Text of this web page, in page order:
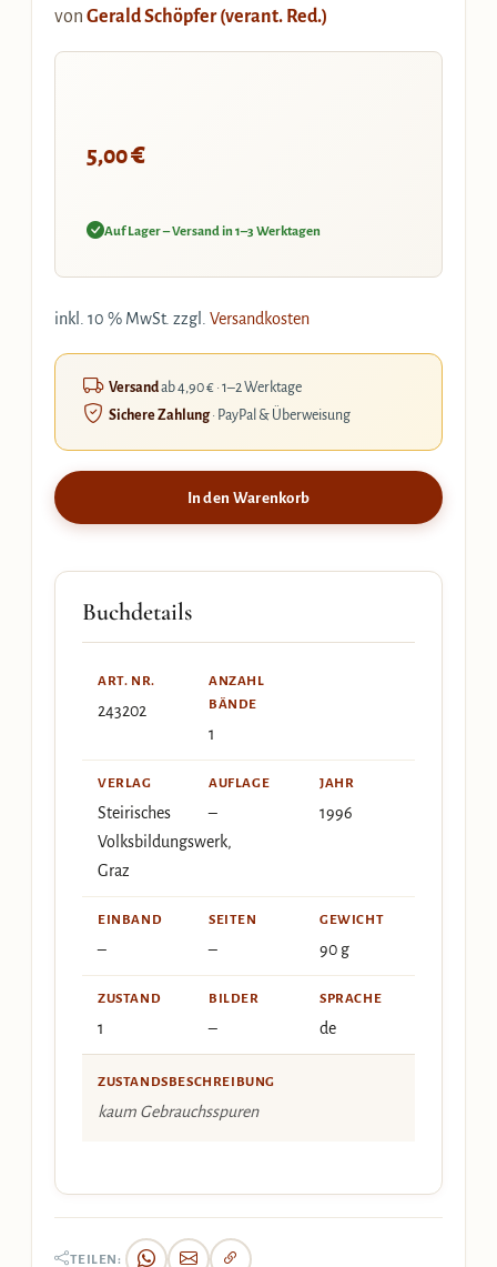
von Gerald Schöpfer (verant. Red.)
5,00€
Auf Lager – Versand in 1–3 Werktagen
inkl. 10 % MwSt. zzgl. Versandkosten
Versandab 4,90 € · 1–2 Werktage
Sichere Zahlung· PayPal & Überweisung
In den Warenkorb
Buchdetails
ART. NR.
243202
ANZAHL
BÄNDE
1
VERLAG
Steirisches
Volksbildungswerk,
Graz
AUFLAGE
–
JAHR
1996
EINBAND
–
SEITEN
–
GEWICHT
90 g
ZUSTAND
1
BILDER
–
SPRACHE
de
ZUSTANDSBESCHREIBUNG
kaum Gebrauchsspuren
TEILEN: